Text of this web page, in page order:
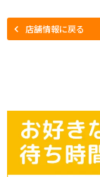
店舗情報に戻る